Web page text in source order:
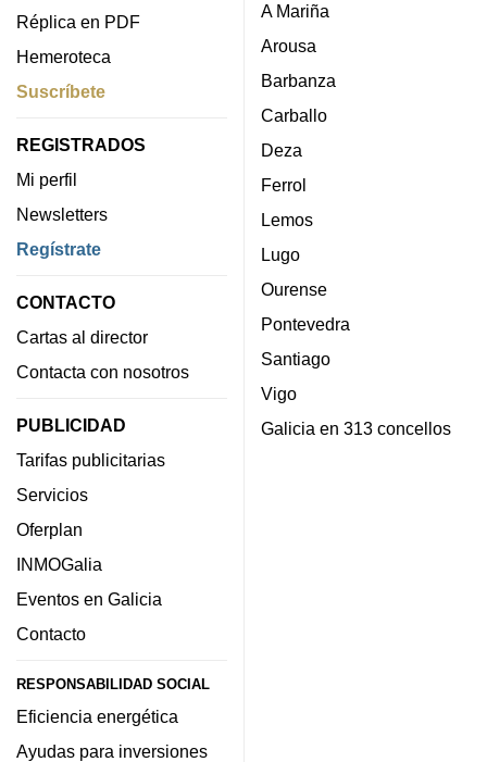
Réplica en PDF
Hemeroteca
Suscríbete
REGISTRADOS
Mi perfil
Newsletters
Regístrate
CONTACTO
Cartas al director
Contacta con nosotros
PUBLICIDAD
Tarifas publicitarias
Servicios
Oferplan
INMOGalia
Eventos en Galicia
Contacto
RESPONSABILIDAD SOCIAL
Eficiencia energética
Ayudas para inversiones
A Mariña
Arousa
Barbanza
Carballo
Deza
Ferrol
Lemos
Lugo
Ourense
Pontevedra
Santiago
Vigo
Galicia en 313 concellos